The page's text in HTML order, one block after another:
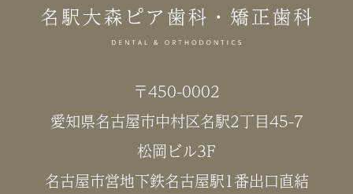
〒450-0002
愛知県名古屋市中村区名駅2丁目45-7
松岡ビル3F
名古屋市営地下鉄名古屋駅1番出口直結